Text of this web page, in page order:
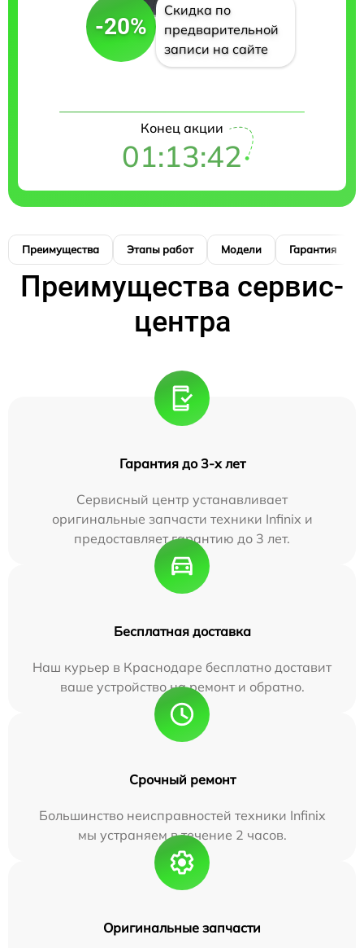
-20%
Скидка по
предварительной
записи на сайте
Конец акции
01:13:41
Преимущества Этапы работ Модели Гарантия
Преимущества сервис-
центра
Гарантия до 3-х лет
Сервисный центр устанавливает
оригинальные запчасти техники Infinix и
предоставляет гарантию до 3 лет.
Бесплатная доставка
Наш курьер в Краснодаре бесплатно доставит
ваше устройство на ремонт и обратно.
Срочный ремонт
Большинство неисправностей техники Infinix
мы устраняем в течение 2 часов.
Оригинальные запчасти